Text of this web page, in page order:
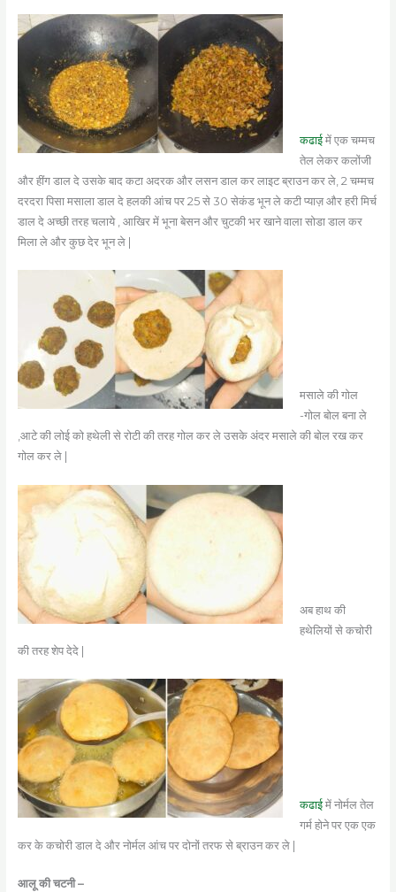
कढाईमें एक चम्मच
तेल लेकर कलोंजी
और हींग डाल दे उसके बाद कटा अदरक और लसन डाल कर लाइट ब्राउन कर ले, 2 चम्मच
दरदरा पिसा मसाला डाल दे हलकी आंच पर 25 से 30 सेकंड भून ले कटी प्याज़ और हरी मिर्च
डाल दे अच्छी तरह चलाये , आखिर में भूना बेसन और चुटकी भर खाने वाला सोडा डाल कर
मिला ले और कुछ देर भून ले |
मसाले की गोल
-गोल बोल बना ले
,आटे की लोई को हथेली से रोटी की तरह गोल कर ले उसके अंदर मसाले की बोल रख कर
गोल कर ले |
अब हाथ की
हथेलियों से कचोरी
की तरह शेप देदे |
कढाईमें नोर्मल तेल
गर्म होने पर एक एक
कर के कचोरी डाल दे और नोर्मल आंच पर दोनों तरफ से ब्राउन कर ले |
आलू की चटनी –